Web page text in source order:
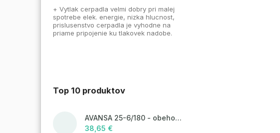
+ Vytlak cerpadla velmi dobry pri malej
spotrebe elek. energie, nizka hlucnost,
prislusenstvo cerpadla je vyhodne na
priame pripojenie ku tlakovek nadobe.
Top 10 produktov
AVANSA 25-6/180 - obehové čerpadlo, pripojovací závit 6/4"
38,65 €